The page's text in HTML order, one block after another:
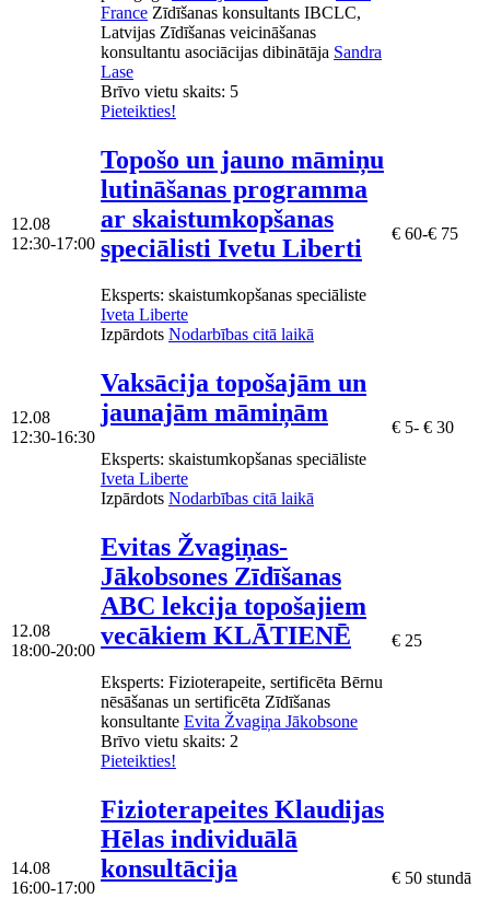
France Zīdīšanas konsultants IBCLC,
Latvijas Zīdīšanas veicināšanas
konsultantu asociācijas dibinātāja Sandra
Lase
Brīvo vietu skaits: 5
Pieteikties!
12.08
12:30-17:00
Topošo un jauno māmiņu
lutināšanas programma
ar skaistumkopšanas
speciālisti Ivetu Liberti
Eksperts: skaistumkopšanas speciāliste
Iveta Liberte
Izpārdots Nodarbības citā laikā
€ 60-€ 75
12.08
12:30-16:30
Vaksācija topošajām un
jaunajām māmiņām
Eksperts: skaistumkopšanas speciāliste
Iveta Liberte
Izpārdots Nodarbības citā laikā
€ 5- € 30
12.08
18:00-20:00
Evitas Žvagiņas-
Jākobsones Zīdīšanas
ABC lekcija topošajiem
vecākiem KLĀTIENĒ
Eksperts: Fizioterapeite, sertificēta Bērnu
nēsāšanas un sertificēta Zīdīšanas
konsultante Evita Žvagiņa Jākobsone
Brīvo vietu skaits: 2
Pieteikties!
€ 25
14.08
16:00-17:00
Fizioterapeites Klaudijas
Hēlas individuālā
konsultācija
€ 50 stundā